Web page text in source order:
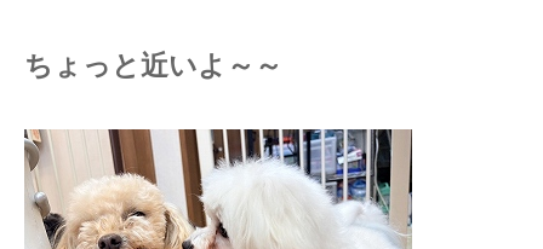
ちょっと近いよ～～